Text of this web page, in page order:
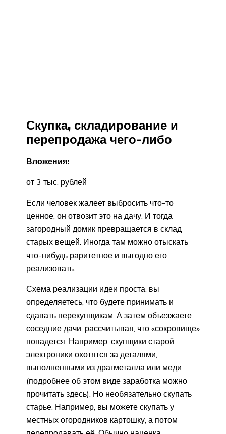
Скупка, складирование и
перепродажа чего-либо
Вложения:
от 3 тыс. рублей
Если человек жалеет выбросить что-то
ценное, он отвозит это на дачу. И тогда
загородный домик превращается в склад
старых вещей. Иногда там можно отыскать
что-нибудь раритетное и выгодно его
реализовать.
Схема реализации идеи проста: вы
определяетесь, что будете принимать и
сдавать перекупщикам. А затем объезжаете
соседние дачи, рассчитывая, что «сокровище»
попадется. Например, скупщики старой
электроники охотятся за деталями,
выполненными из драгметалла или меди
(подробнее об этом виде заработка можно
прочитать здесь). Но необязательно скупать
старье. Например, вы можете скупать у
местных огородников картошку, а потом